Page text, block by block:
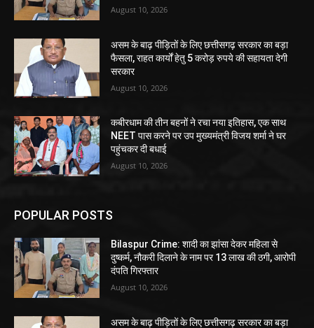
August 10, 2026
असम के बाढ़ पीड़ितों के लिए छत्तीसगढ़ सरकार का बड़ा
फैसला, राहत कार्यों हेतु 5 करोड़ रुपये की सहायता देगी
सरकार
August 10, 2026
कबीरधाम की तीन बहनों ने रचा नया इतिहास, एक साथ
NEET पास करने पर उप मुख्यमंत्री विजय शर्मा ने घर
पहुंचकर दी बधाई
August 10, 2026
POPULAR POSTS
Bilaspur Crime: शादी का झांसा देकर महिला से
दुष्कर्म, नौकरी दिलाने के नाम पर 13 लाख की ठगी, आरोपी
दंपति गिरफ्तार
August 10, 2026
असम के बाढ़ पीड़ितों के लिए छत्तीसगढ़ सरकार का बड़ा